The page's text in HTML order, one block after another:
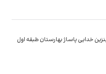
خدایی پاساژ بهارستان طبقه اول